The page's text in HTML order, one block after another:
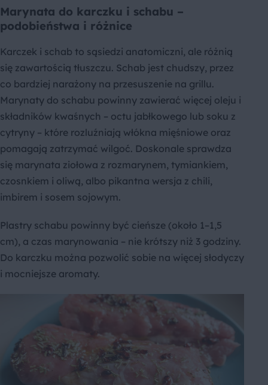
Marynata do karczku i schabu –
podobieństwa i różnice
Karczek i schab to sąsiedzi anatomiczni, ale różnią
się zawartością tłuszczu. Schab jest chudszy, przez
co bardziej narażony na przesuszenie na grillu.
Marynaty do schabu powinny zawierać więcej oleju i
składników kwaśnych – octu jabłkowego lub soku z
cytryny – które rozluźniają włókna mięśniowe oraz
pomagają zatrzymać wilgoć. Doskonale sprawdza
się marynata ziołowa z rozmarynem, tymiankiem,
czosnkiem i oliwą, albo pikantna wersja z chili,
imbirem i sosem sojowym.
Plastry schabu powinny być cieńsze (około 1–1,5
cm), a czas marynowania – nie krótszy niż 3 godziny.
Do karczku można pozwolić sobie na więcej słodyczy
i mocniejsze aromaty.